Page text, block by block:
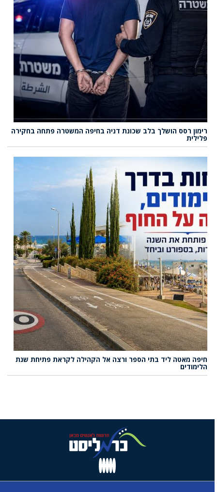
רימון רסס הושלך בלב שכונת דניה בחיפה המשטרה פתחה בחקירה
פלילית
חיפה מאטה ליד בתי הספר ורצה אל הקהילה לקראת פתיחת שנת
הלימודים